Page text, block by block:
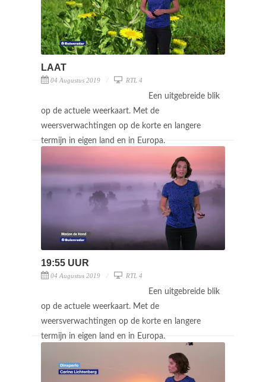
LAAT
04 Augustus 2019 RTL 4
Een uitgebreide blik
op de actuele weerkaart. Met de
weersverwachtingen op de korte en langere
termijn in eigen land en in Europa.
19:55 UUR
04 Augustus 2019 RTL 4
Een uitgebreide blik
op de actuele weerkaart. Met de
weersverwachtingen op de korte en langere
termijn in eigen land en in Europa.